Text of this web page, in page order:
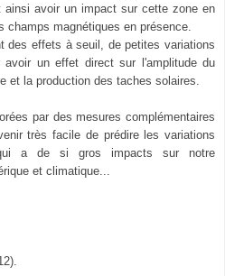
ainsi avoir un impact sur cette zone en
champs magnétiques en présence.
des effets à seuil, de petites variations
avoir un effet direct sur l'amplitude du
et la production des taches solaires.
par des mesures complémentaires
très facile de prédire les variations
a de si gros impacts sur notre
et climatique...
).